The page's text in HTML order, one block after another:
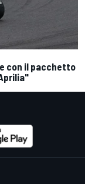
con il pacchetto